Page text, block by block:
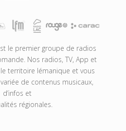
le premier groupe de radios
Nos radios, TV, App et
territoire lémanique et vous
de contenus musicaux,
d’infos et
régionales.